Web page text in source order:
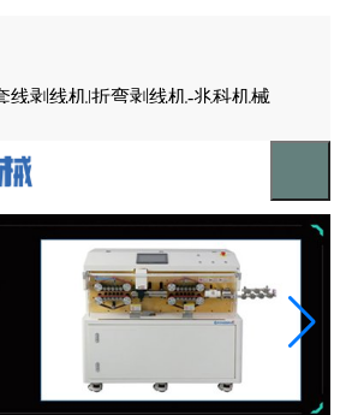
线剥线机|折弯剥线机-兆科机械